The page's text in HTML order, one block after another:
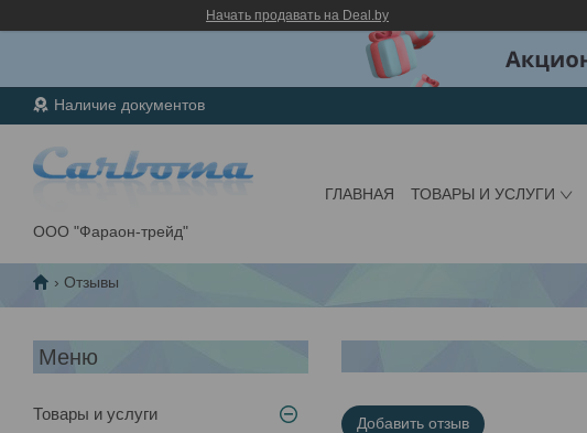
Начать продавать на Deal.by
Наличие документов
ООО "Фараон-трейд"
ГЛАВНАЯ ТОВАРЫ И УСЛУГИ
Отзывы
Товары и услуги Добавить отзыв